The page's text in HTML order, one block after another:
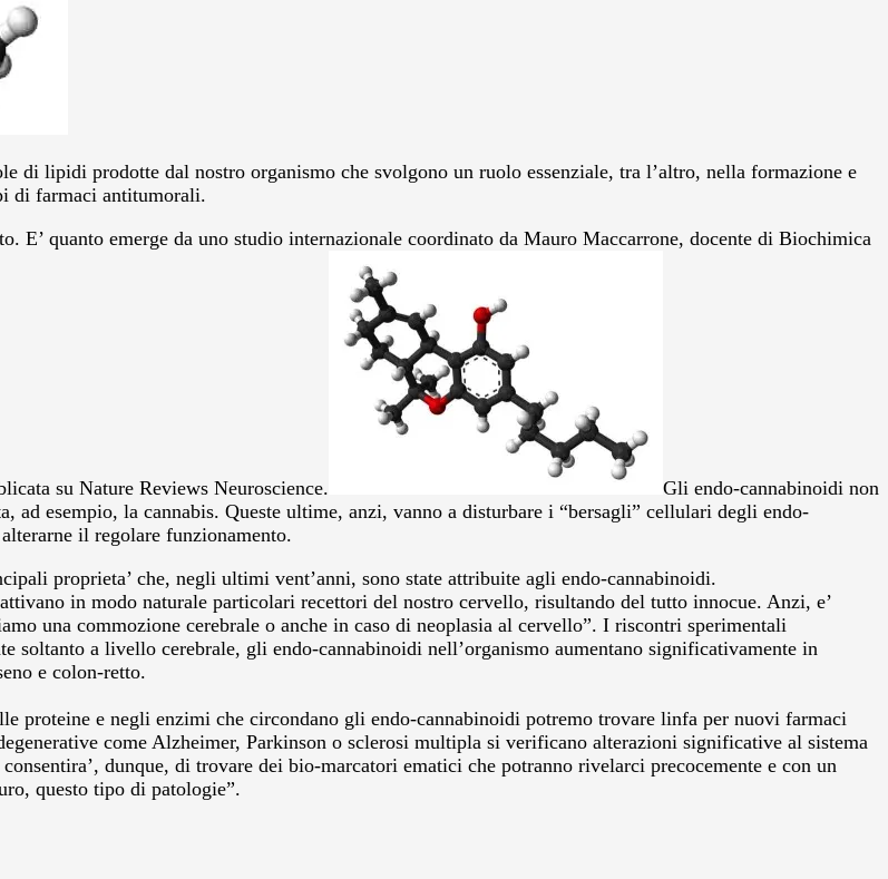
di lipidi prodotte dal nostro organismo che svolgono un ruolo essenziale, tra l’altro, nella formazione e
di farmaci antitumorali.
E’ quanto emerge da uno studio internazionale coordinato da Mauro Maccarrone, docente di Biochimica
su Nature Reviews Neuroscience.
Gli endo-cannabinoidi non
esempio, la cannabis. Queste ultime, anzi, vanno a disturbare i “bersagli” cellulari degli endo-
il regolare funzionamento.
proprieta’ che, negli ultimi vent’anni, sono state attribuite agli endo-cannabinoidi.
in modo naturale particolari recettori del nostro cervello, risultando del tutto innocue. Anzi, e’
una commozione cerebrale o anche in caso di neoplasia al cervello”. I riscontri sperimentali
soltanto a livello cerebrale, gli endo-cannabinoidi nell’organismo aumentano significativamente in
e colon-retto.
proteine e negli enzimi che circondano gli endo-cannabinoidi potremo trovare linfa per nuovi farmaci
come Alzheimer, Parkinson o sclerosi multipla si verificano alterazioni significative al sistema
dunque, di trovare dei bio-marcatori ematici che potranno rivelarci precocemente e con un
questo tipo di patologie”.